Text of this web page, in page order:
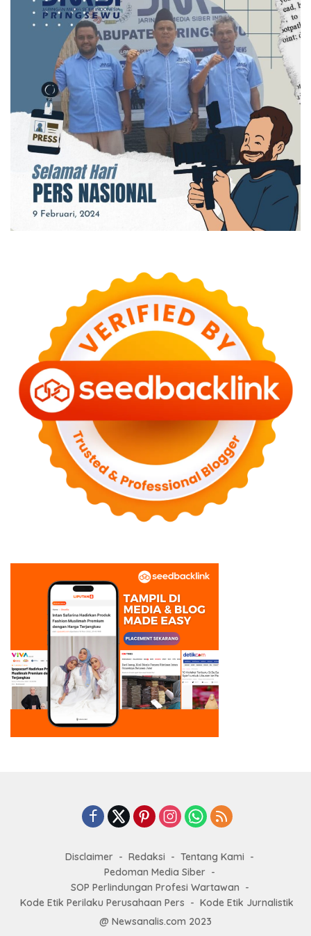
Disclaimer Redaksi
Tentang Kami
Pedoman Media Siber
SOP Perlindungan Profesi Wartawan
Kode Etik Perilaku Perusahaan Pers
Kode Etik Jurnalistik
@ Newsanalis.com 2023